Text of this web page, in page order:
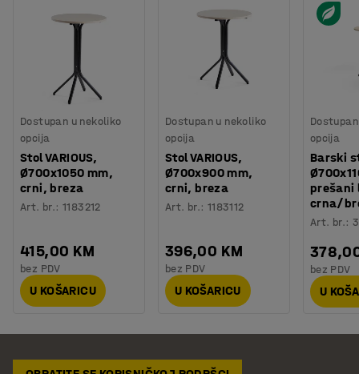
Dostupan u nekoliko
opcija
Stol VARIOUS,
Ø700x1050 mm,
crni, breza
Art. br.:1183212
415,00 KM
bez PDV
U KOŠARICU
Dostupan u nekoliko
opcija
Stol VARIOUS,
Ø700x900 mm,
crni, breza
Art. br.: 1183112
396,00 KM
bez PDV
U KOŠARICU
opcija
Barski
prešani
crna/
Art. br.:
bez PDV
U